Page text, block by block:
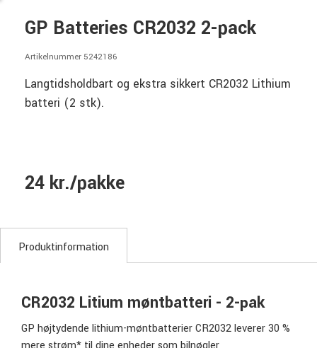
GP Batteries CR2032 2-pack
Artikelnummer 5242186
Langtidsholdbart og ekstra sikkert CR2032 Lithium
batteri (2 stk).
24 kr./pakke
Produktinformation
CR2032 Litium møntbatteri - 2-pak
GP højtydende lithium-møntbatterier CR2032 leverer 30 %